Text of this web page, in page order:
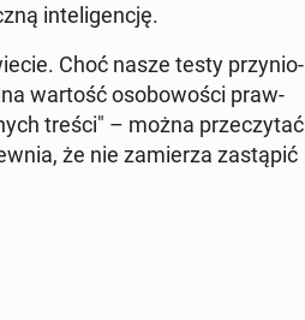
in­te­li­gen­cję.
Choć nasze testy przy­nio­
wartość oso­bo­wo­ści praw­
treści" – można prze­czy­tać
że nie za­mie­rza za­stą­pić